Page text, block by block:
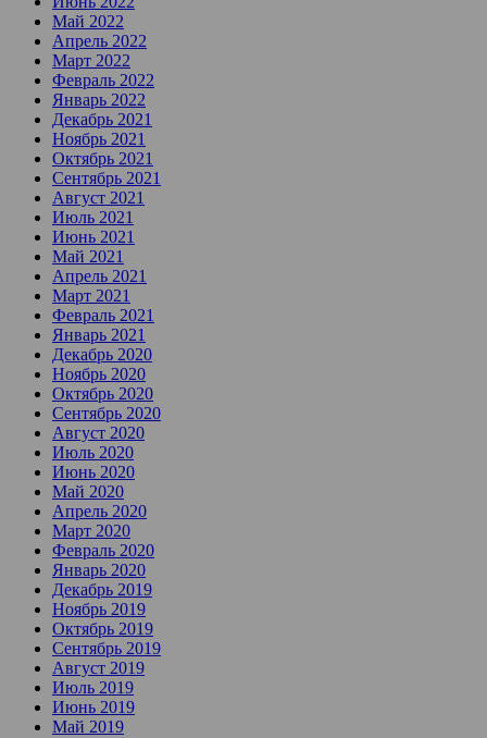
Май 2022
Апрель 2022
Март 2022
Февраль 2022
Январь 2022
Декабрь 2021
Ноябрь 2021
Октябрь 2021
Сентябрь 2021
Август 2021
Июль 2021
Июнь 2021
Май 2021
Апрель 2021
Март 2021
Февраль 2021
Январь 2021
Декабрь 2020
Ноябрь 2020
Октябрь 2020
Сентябрь 2020
Август 2020
Июль 2020
Июнь 2020
Май 2020
Апрель 2020
Март 2020
Февраль 2020
Январь 2020
Декабрь 2019
Ноябрь 2019
Октябрь 2019
Сентябрь 2019
Август 2019
Июль 2019
Июнь 2019
Май 2019